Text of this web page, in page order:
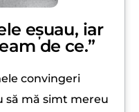
eșuau, iar
de ce.”
convingeri
să mă simt mereu